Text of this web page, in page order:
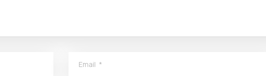
Email *